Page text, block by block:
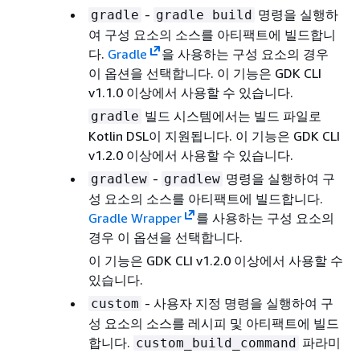
gradle - gradle build 명령을 실행하
여 구성 요소의 소스를 아티팩트에 빌드합니
다. Gradle
을 사용하는 구성 요소의 경우
이 옵션을 선택합니다. 이 기능은 GDK CLI
v1.1.0 이상에서 사용할 수 있습니다.
gradle 빌드 시스템에서는 빌드 파일로
Kotlin DSL이 지원됩니다. 이 기능은 GDK CLI
v1.2.0 이상에서 사용할 수 있습니다.
gradlew - gradlew 명령을 실행하여 구
성 요소의 소스를 아티팩트에 빌드합니다.
Gradle Wrapper
를 사용하는 구성 요소의
경우 이 옵션을 선택합니다.
이 기능은 GDK CLI v1.2.0 이상에서 사용할 수
있습니다.
custom - 사용자 지정 명령을 실행하여 구
성 요소의 소스를 레시피 및 아티팩트에 빌드
합니다. custom_build_command 파라미